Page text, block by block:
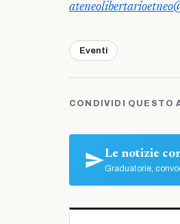
Eventi
CONDIVIDI QUESTO
Le notizie
Graduatorie,